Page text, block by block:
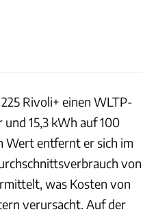
Rivoli+ einen WLTP-
und 15,3 kWh auf 100
Wert entfernt er sich im
von
was Kosten von
verursacht. Auf der